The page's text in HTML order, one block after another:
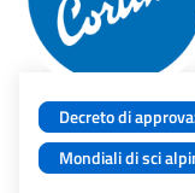
Decreto di
Mondiali di sci